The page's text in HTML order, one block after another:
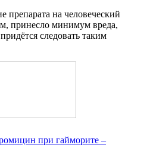
препарата на человеческий
принесло минимум вреда,
следовать таким
при гайморите –